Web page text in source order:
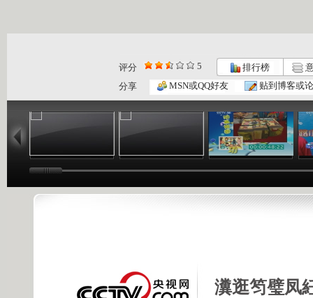
评分 5 排行榜
分享
MSN或QQ好友 贴到博客或
06:17
银河剧场 ...
04:37
银河剧场 ...
06:26
瀵逛笉璧凤